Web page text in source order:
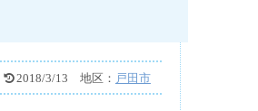
2018/3/13 地区： 戸田市